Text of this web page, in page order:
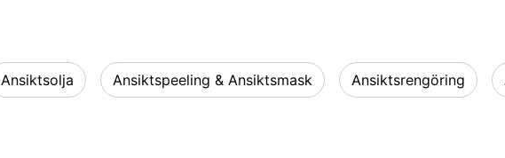
Ansiktsolja Ansiktspeeling & Ansiktsmask Ansiktsrengöring